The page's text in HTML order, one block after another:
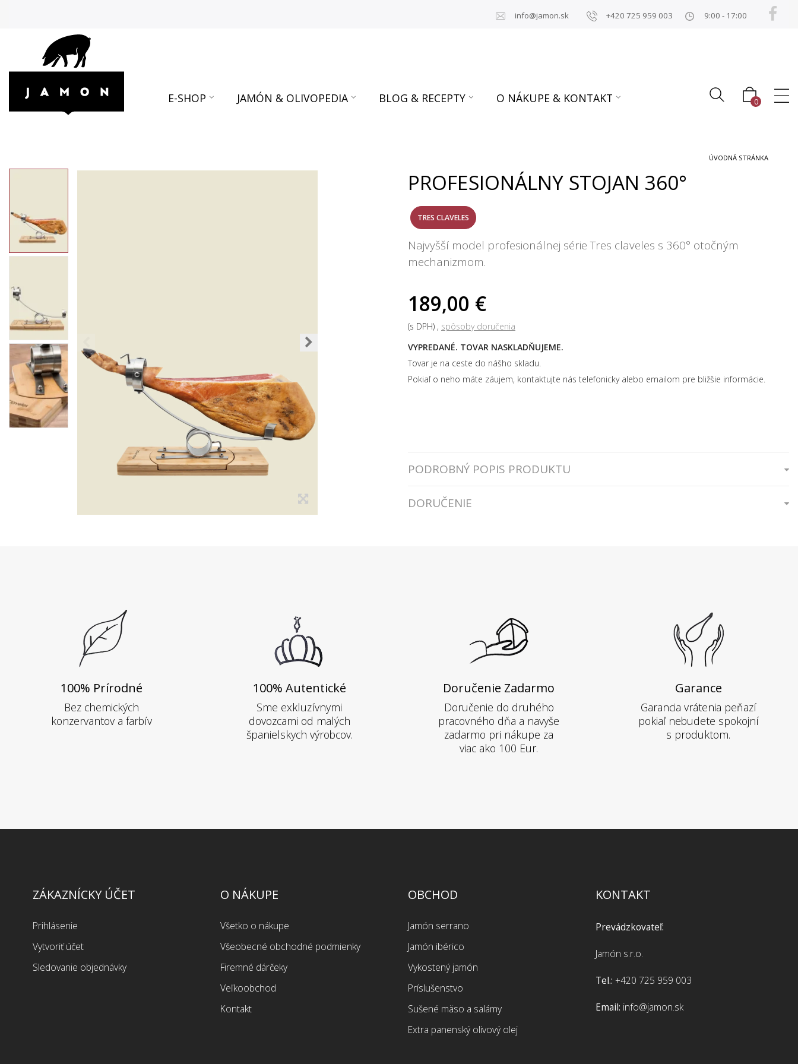
9:00 - 17:00
+420 725 959 003
info@jamon.sk
E-SHOP JAMÓN & OLIVOPEDIA BLOG & RECEPTY O NÁKUPE & KONTAKT 0
ÚVODNÁ STRÁNKA
PROFESIONÁLNY STOJAN 360°
TRES CLAVELES
Najvyšší model profesionálnej série Tres claveles s 360° otočným
mechanizmom.
189,00 €
(s DPH)
spôsoby doručenia
VYPREDANÉ. TOVAR NASKLADŇUJEME.
Tovar je na ceste do nášho skladu.
Pokiaľ o neho máte záujem, kontaktujte nás telefonicky alebo emailom pre bližšie informácie.
PODROBNÝ POPIS PRODUKTU
DORUČENIE
100% Prírodné
Bez chemických
konzervantov a farbív
100% Autentické
Sme exkluzívnymi
dovozcami od malých
španielskych výrobcov.
Doručenie Zadarmo
Doručenie do druhého
pracovného dňa a navyše
zadarmo pri nákupe za
viac ako 100 Eur.
Garance
Garancia vrátenia peňazí
pokiaľ nebudete spokojní
s produktom.
ZÁKAZNÍCKY ÚČET
Prihlásenie
Vytvoriť účet
Sledovanie objednávky
O NÁKUPE
Všetko o nákupe
Všeobecné obchodné podmienky
Firemné dárčeky
Veľkoobchod
Kontakt
OBCHOD
Jamón serrano
Jamón ibérico
Vykostený jamón
Príslušenstvo
Sušené mäso a salámy
Extra panenský olivový olej
KONTAKT
Prevádzkovateľ:
Jamón s.r.o.
Tel.: +420 725 959 003
Email: info@jamon.sk